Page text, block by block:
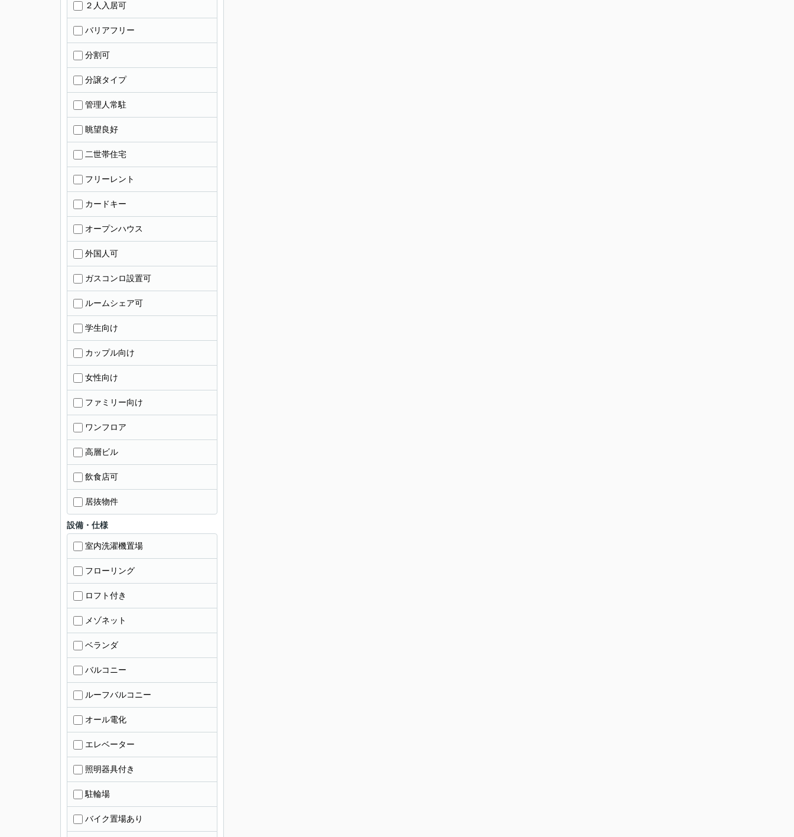
２人入居可
バリアフリー
分割可
分譲タイプ
管理人常駐
眺望良好
二世帯住宅
フリーレント
カードキー
オープンハウス
外国人可
ガスコンロ設置可
ルームシェア可
学生向け
カップル向け
女性向け
ファミリー向け
ワンフロア
高層ビル
飲食店可
居抜物件
設備・仕様
室内洗濯機置場
フローリング
ロフト付き
メゾネット
ベランダ
バルコニー
ルーフバルコニー
オール電化
エレベーター
照明器具付き
駐輪場
バイク置場あり